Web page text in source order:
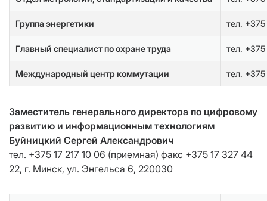
Группа энергетики тел.
Главный специалист по охране труда тел.
Международный центр коммутации тел.
Заместитель генерального директора по цифровому
развитию и информационным технологиям
Буйницкий Сергей Александрович
тел. +375 17 217 10 06 (приемная) факс +375 17 327 44
22, г. Минск, ул. Энгельса 6, 220030